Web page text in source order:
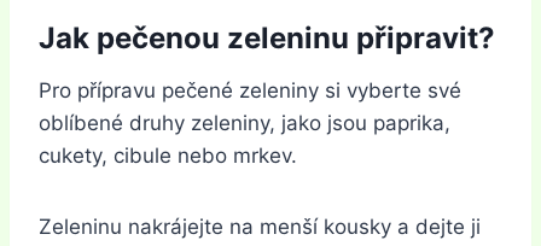
Jak pečenou zeleninu připravit?
Pro přípravu pečené zeleniny si vyberte své
oblíbené druhy zeleniny, jako jsou paprika,
cukety, cibule nebo mrkev.
Zeleninu nakrájejte na menší kousky a dejte ji